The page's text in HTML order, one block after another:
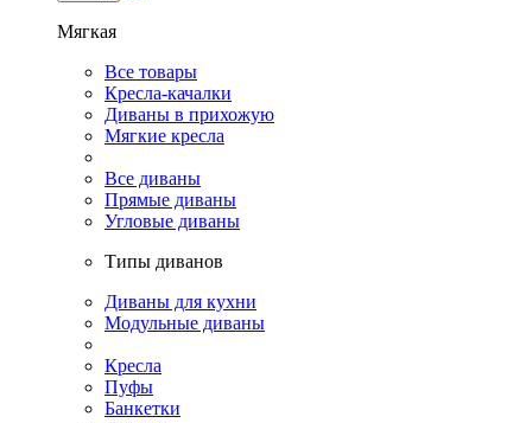
Мягкая
Все товары
Кресла-качалки
Диваны в прихожую
Мягкие кресла
Все диваны
Прямые диваны
Угловые диваны
Типы диванов
Диваны для кухни
Модульные диваны
Кресла
Пуфы
Банкетки